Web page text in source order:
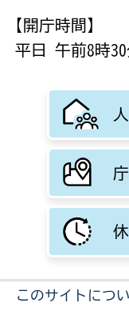
【開庁時間】
平日 午前8時
このサイトにつ